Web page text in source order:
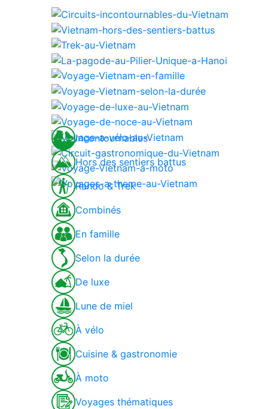
Incontournables
Hors des sentiers battus
Rando & Trek
Combinés
En famille
Selon la durée
De luxe
Lune de miel
À vélo
Cuisine & gastronomie
À moto
Voyages thématiques